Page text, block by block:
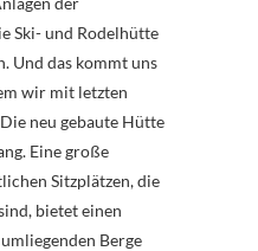
Ski- und Rodelhütte
Und das kommt uns
wir mit letzten
neu gebaute Hütte
Eine große
Sitzplätzen, die
bietet einen
Berge